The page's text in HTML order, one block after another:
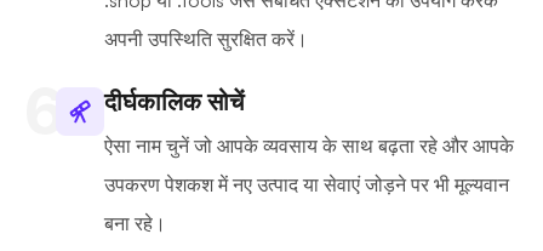
अपनी उपस्थिति सुरक्षित करें।
दीर्घकालिक सोचें
ऐसा नाम चुनें जो आपके व्यवसाय के साथ बढ़ता रहे और आपके
उपकरण पेशकश में नए उत्पाद या सेवाएं जोड़ने पर भी मूल्यवान
बना रहे।